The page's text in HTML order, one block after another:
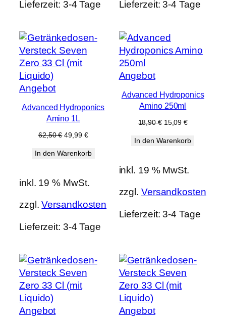
Lieferzeit: 3-4 Tage Lieferzeit:3-4 Tage
AngebotProdukt
Angebot
Advanced Hydroponics
Amino 1L
62,50€ Ursprünglicher
war:
49,99 €Aktueller
ist:
In den Warenkorb
inkl. 19 % MwSt.
zzgl.Versandkosten
Lieferzeit: 3-4 Tage
AngebotProdukt
Angebot
Advanced Hydroponics
Amino 250ml
18,90€ Ursprünglicher
war:
15,09€Aktueller
ist:
In den Warenkorb
inkl. 19 % MwSt.
zzgl. Versandkosten
Lieferzeit:3-4 Tage
AngebotProdukt
AngebotProdukt